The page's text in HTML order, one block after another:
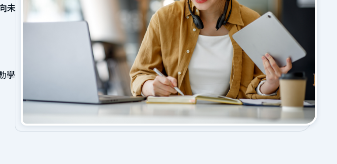
未
學